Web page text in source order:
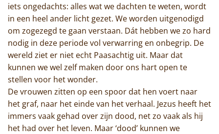
Home
Trappisten
iets ongedachts: alles wat we dachten te weten, wordt
in een heel ander licht gezet. We worden uitgenodigd
om zogezegd te gaan verstaan. Dát hebben we zo hard
nodig in deze periode vol verwarring en onbegrip. De
wereld ziet er niet echt Paasachtig uit. Maar dat
kunnen we wel zelf maken door ons hart open te
stellen voor het wonder.
De vrouwen zitten op een spoor dat hen voert naar
het graf, naar het einde van het verhaal. Jezus heeft het
immers vaak gehad over zijn dood, net zo vaak als hij
het had over het leven. Maar ‘dood’ kunnen we